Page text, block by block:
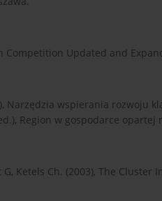
Competition Updated and
Narzędzia wspierania rozwoju
Region w gospodarce
Ketels Ch. (2003), The